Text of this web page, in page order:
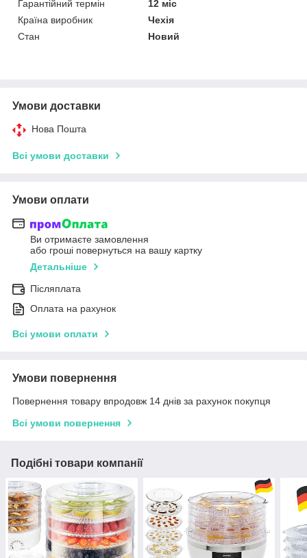
Гарантійний термін
12 міс
Країна виробник
Чехія
Стан
Новий
Умови доставки
Нова Пошта
Всі умови доставки
Умови оплати
Ви отримаєте замовлення
або гроші повернуться на вашу картку
Детальніше
Післяплата
Оплата на рахунок
Всі умови оплати
Умови повернення
Повернення товару впродовж 14 днів за рахунок покупця
Всі умови повернення
Подібні товари компанії